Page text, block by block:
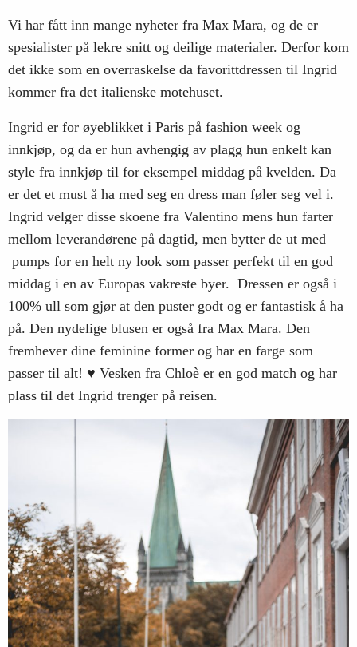
Vi har fått inn mange nyheter fra Max Mara, og de er
spesialister på lekre snitt og deilige materialer. Derfor kom
det ikke som en overraskelse da favorittdressen til Ingrid
kommer fra det italienske motehuset.
Ingrid er for øyeblikket i Paris på fashion week og
innkjøp, og da er hun avhengig av plagg hun enkelt kan
style fra innkjøp til for eksempel middag på kvelden. Da
er det et must å ha med seg en dress man føler seg vel i.
Ingrid velger disse skoene fra Valentino mens hun farter
mellom leverandørene på dagtid, men bytter de ut med
pumps for en helt ny look som passer perfekt til en god
middag i en av Europas vakreste byer. Dressen er også i
100% ull som gjør at den puster godt og er fantastisk å ha
på. Den nydelige blusen er også fra Max Mara. Den
fremhever dine feminine former og har en farge som
passer til alt! ♥ Vesken fra Chloè er en god match og har
plass til det Ingrid trenger på reisen.